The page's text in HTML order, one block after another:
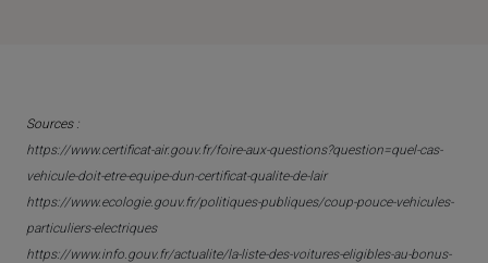
Sources :
https://www.certificat-air.gouv.fr/foire-aux-questions?question=quel-cas-
vehicule-doit-etre-equipe-dun-certificat-qualite-de-lair
https://www.ecologie.gouv.fr/politiques-publiques/coup-pouce-vehicules-
particuliers-electriques
https://www.info.gouv.fr/actualite/la-liste-des-voitures-eligibles-au-bonus-